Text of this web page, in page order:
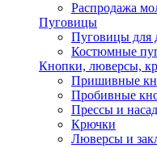
Распродажа
Пуговицы
Пуговицы для
Костюмные
Кнопки, люверсы,
Пришивные
Пробивные
Прессы и
Крючки
Люверсы и